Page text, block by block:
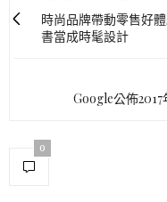
時尚品牌帶動零售好
書當成時髦設計
Google公佈
0